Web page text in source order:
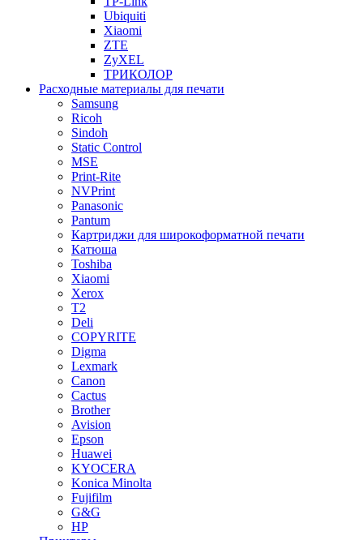
Ubiquiti
Xiaomi
ZTE
ZyXEL
ТРИКОЛОР
Расходные материалы для печати
Samsung
Ricoh
Sindoh
Static Control
MSE
Print-Rite
NVPrint
Panasonic
Pantum
Картриджи для широкоформатной печати
Катюша
Toshiba
Xiaomi
Xerox
T2
Deli
COPYRITE
Digma
Lexmark
Canon
Cactus
Brother
Avision
Epson
Huawei
KYOCERA
Konica Minolta
Fujifilm
G&G
HP